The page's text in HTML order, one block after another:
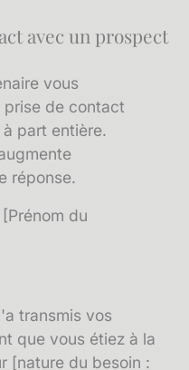
avec un prospect
vous
prise de contact
part entière.
réponse.
du
transmis vos
que vous étiez à la
[nature du besoin :